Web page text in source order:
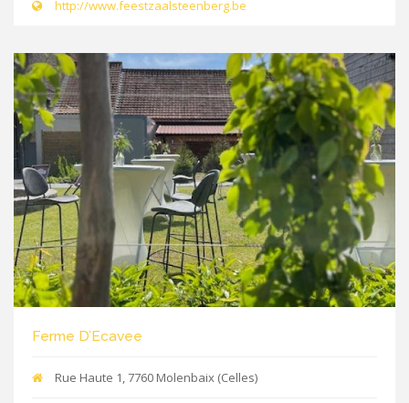
http://www.feestzaalsteenberg.be
Ferme D’Ecavee
Rue Haute 1, 7760 Molenbaix (Celles)